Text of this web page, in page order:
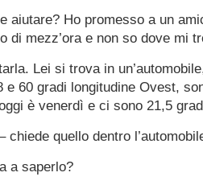
aiutare? Ho promesso a un
di mezz’ora e non so dove mi
Lei si trova in
e 60 gradi longitudine Ovest,
è venerdì e ci sono 21,5
chiede quello dentro
a saperlo?